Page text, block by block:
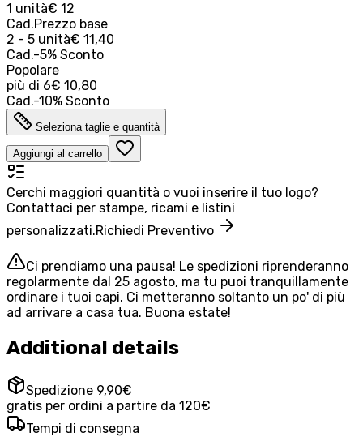
1 unità€ 12
Cad.Prezzo base
2 - 5 unità€ 11,40
Cad.-5% Sconto
Popolare
più di 6€ 10,80
Cad.-10% Sconto
Seleziona taglie e quantità
Aggiungi al carrello
Cerchi maggiori quantità o vuoi inserire il tuo logo?
Contattaci per stampe, ricami e listini
personalizzati.Richiedi Preventivo
Ci prendiamo una pausa! Le spedizioni riprenderanno
regolarmente dal 25 agosto, ma tu puoi tranquillamente
ordinare i tuoi capi. Ci metteranno soltanto un po' di più
ad arrivare a casa tua. Buona estate!
Additional details
Spedizione 9,90€
gratis per ordini a partire da 120€
Tempi di consegna